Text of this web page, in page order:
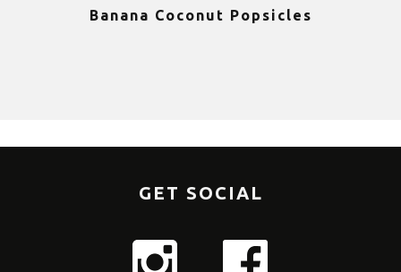
Banana Coconut Popsicles
GET SOCIAL